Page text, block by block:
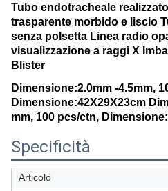
Tubo endotracheale
trasparente morbido e liscio
senza polsetta Linea radio
visualizzazione a raggi X
Blister
Dimensione:2.0mm -4.5mm,
Dimensione:42X29X23cm
mm, 100 pcs/ctn,
Specificità
Articolo